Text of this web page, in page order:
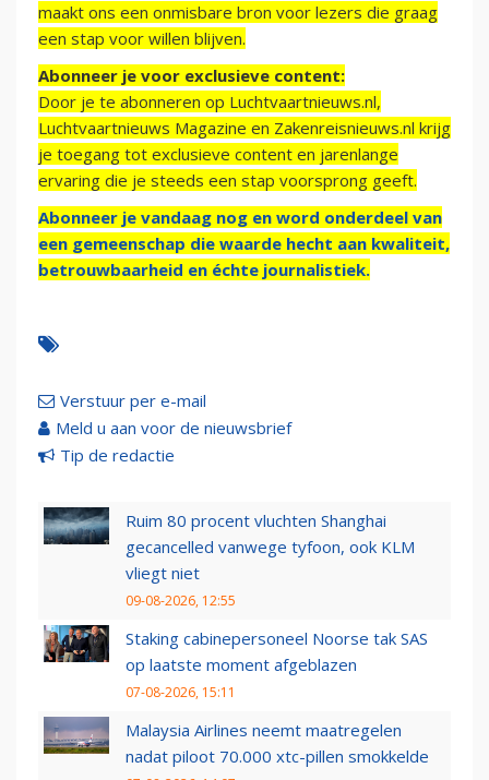
maakt ons een onmisbare bron voor lezers die graag
een stap voor willen blijven.
Abonneer je voor exclusieve content:
Door je te abonneren op Luchtvaartnieuws.nl,
Luchtvaartnieuws Magazine en Zakenreisnieuws.nl krijg
je toegang tot exclusieve content en jarenlange
ervaring die je steeds een stap voorsprong geeft.
Abonneer je vandaag nog en word onderdeel van
een gemeenschap die waarde hecht aan kwaliteit,
betrouwbaarheid en échte journalistiek.
Verstuur per e-mail
Meld u aan voor de nieuwsbrief
Tip de redactie
Ruim 80 procent vluchten Shanghai
gecancelled vanwege tyfoon, ook KLM
vliegt niet
09-08-2026, 12:55
Staking cabinepersoneel Noorse tak SAS
op laatste moment afgeblazen
07-08-2026, 15:11
Malaysia Airlines neemt maatregelen
nadat piloot 70.000 xtc-pillen smokkelde